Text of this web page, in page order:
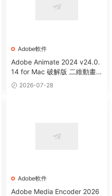
Adobe軟件
Adobe Animate 2024 v24.0.
14 for Mac 破解版 二維動畫
制作軟件
2026-07-28
Adobe軟件
Adobe Media Encoder 2026